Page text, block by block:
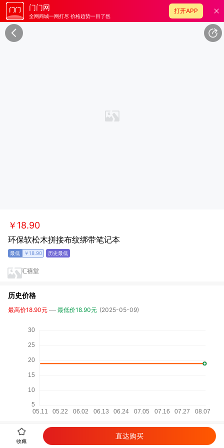
门门网
全网商城一网打尽 价格趋势一目了然
打开APP
￥18.90
环保软松木拼接布纹绑带笔记本
￥18.90
汇禧堂
历史价格
最高价18.90元 最低价18.90元 (2025-05-09)
详细参数
收藏
直达购买